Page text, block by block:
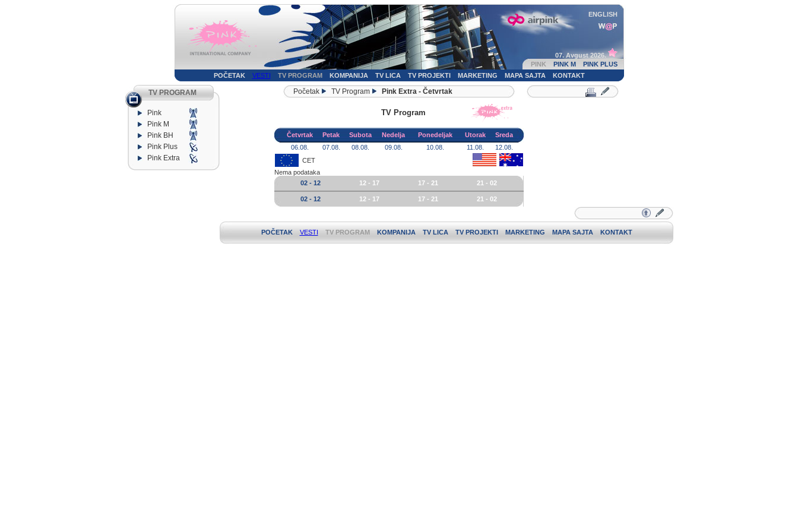
ENGLISH
07. Avgust 2026.
PINK
PINK M
PINK PLUS
POČETAK
VESTI TV PROGRAM KOMPANIJA TV LICA TV PROJEKTI MARKETING MAPA SAJTA KONTAKT
TV PROGRAM
Pink
Pink M
Pink BH
Pink Plus
Pink Extra
Početak TV Program Pink Extra - Četvrtak
TV Program
Četvrtak Petak Subota Nedelja Ponedeljak Utorak
Sreda
06.08.
07.08. 08.08. 09.08. 10.08. 11.08.
12.08.
CET
Nema podataka
02 - 12
12 - 17 17 - 21 21 - 02
02 - 12 12 - 17 17 - 21 21 - 02
POČETAK VESTI TV PROGRAM KOMPANIJA TV LICA TV PROJEKTI MARKETING MAPA SAJTA KONTAKT